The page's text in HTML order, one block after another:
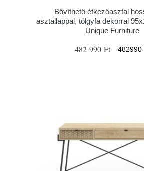
Bővíthető étkezőasztal
asztallappal, tölgyfa dekorral
Unique Furniture
482 990 Ft 482990